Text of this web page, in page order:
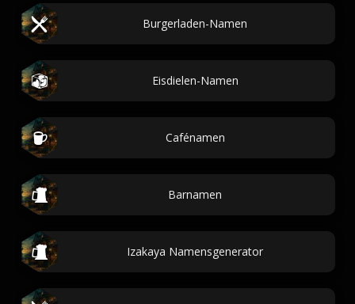
Burgerladen-Namen
Eisdielen-Namen
Cafénamen
Barnamen
Izakaya Namensgenerator